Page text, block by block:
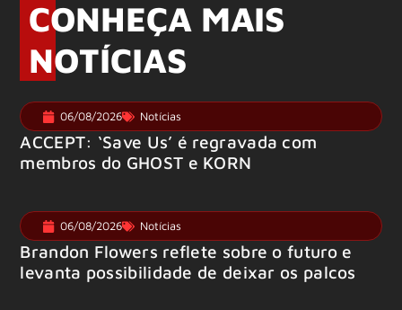
CONHEÇA MAIS
NOTÍCIAS
06/08/2026 Notícias
ACCEPT: ‘Save Us’ é regravada com
membros do GHOST e KORN
06/08/2026 Notícias
Brandon Flowers reflete sobre o futuro e
levanta possibilidade de deixar os palcos